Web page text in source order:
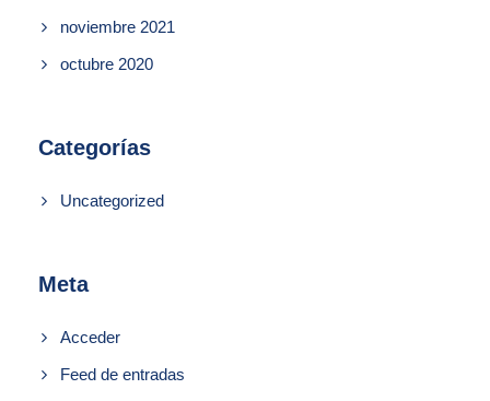
noviembre 2021
octubre 2020
Categorías
Uncategorized
Meta
Acceder
Feed de entradas